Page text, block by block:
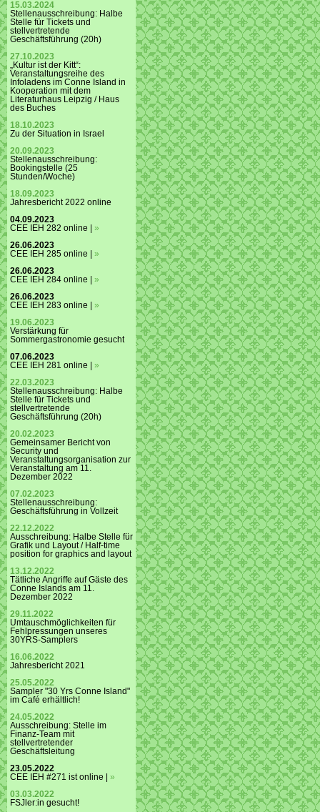
15.03.2024
Stellenausschreibung: Halbe
Stelle für Tickets und
stellvertretende
Geschäftsführung (20h)
27.10.2023
„Kultur ist der Kitt“:
Veranstaltungsreihe des
Infoladens im Conne Island in
Kooperation mit dem
Literaturhaus Leipzig / Haus
des Buches
18.10.2023
Zu der Situation in Israel
20.09.2023
Stellenausschreibung:
Bookingstelle (25
Stunden/Woche)
18.09.2023
Jahresbericht 2022 online
04.09.2023
CEE IEH 282 online | »
26.06.2023
CEE IEH 285 online | »
26.06.2023
CEE IEH 284 online | »
26.06.2023
CEE IEH 283 online | »
19.06.2023
Verstärkung für
Sommergastronomie gesucht
07.06.2023
CEE IEH 281 online | »
22.03.2023
Stellenausschreibung: Halbe
Stelle für Tickets und
stellvertretende
Geschäftsführung (20h)
20.02.2023
Gemeinsamer Bericht von
Security und
Veranstaltungsorganisation zur
Veranstaltung am 11.
Dezember 2022
07.02.2023
Stellenausschreibung:
Geschäftsführung in Vollzeit
22.12.2022
Ausschreibung: Halbe Stelle für
Grafik und Layout / Half-time
position for graphics and layout
13.12.2022
Tätliche Angriffe auf Gäste des
Conne Islands am 11.
Dezember 2022
29.11.2022
Umtauschmöglichkeiten für
Fehlpressungen unseres
30YRS-Samplers
16.06.2022
Jahresbericht 2021
25.05.2022
Sampler "30 Yrs Conne Island"
im Café erhältlich!
24.05.2022
Ausschreibung: Stelle im
Finanz-Team mit
stellvertretender
Geschäftsleitung
23.05.2022
CEE IEH #271 ist online | »
03.03.2022
FSJler:in gesucht!